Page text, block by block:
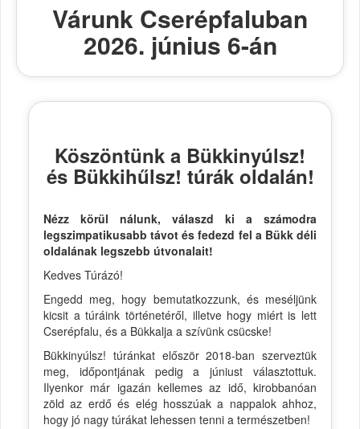
Várunk Cserépfaluban
2026. június 6-án
Köszöntünk a Bükkinyúlsz!
és Bükkihűlsz! túrák oldalán!
Nézz körül nálunk, válaszd ki a számodra
legszimpatikusabb távot és fedezd fel a Bükk déli
oldalának legszebb útvonalait!
Kedves Túrázó!
Engedd meg, hogy bemutatkozzunk, és meséljünk
kicsit a túráink történetéről, illetve hogy miért is lett
Cserépfalu, és a Bükkalja a szívünk csücske!
Bükkinyúlsz! túránkat először 2018-ban szerveztük
meg, időpontjának pedig a júniust választottuk.
Ilyenkor már igazán kellemes az idő, kirobbanóan
zöld az erdő és elég hosszúak a nappalok ahhoz,
hogy jó nagy túrákat lehessen tenni a természetben!